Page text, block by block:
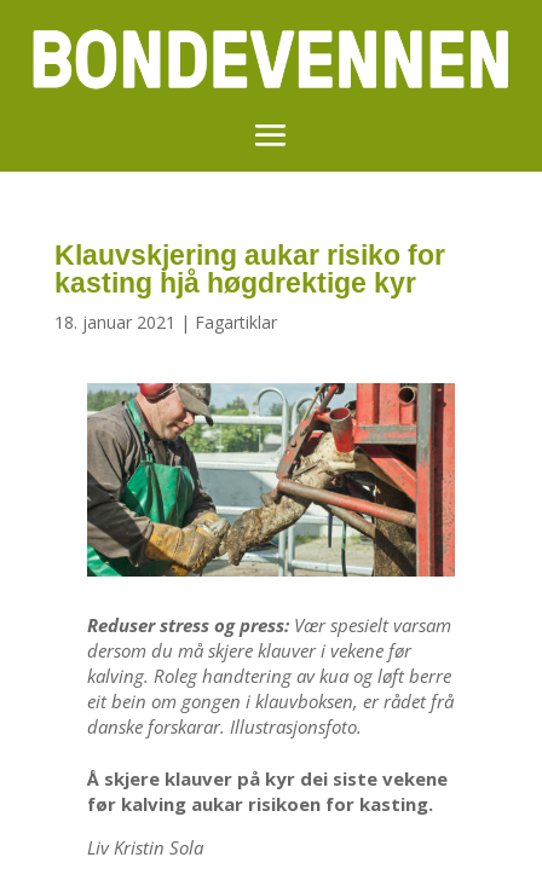
Klauvskjering aukar risiko for
kasting hjå høgdrektige kyr
18. januar 2021 | Fagartiklar
Reduser stress og press:Vær spesielt varsam
dersom du må skjere klauver i vekene før
kalving. Roleg handtering av kua og løft berre
eit bein om gongen i klauvboksen, er rådet frå
danske forskarar. Illustrasjonsfoto.
Å skjere klauver på kyr dei siste vekene
før kalving aukar risikoen for kasting.
Liv Kristin Sola